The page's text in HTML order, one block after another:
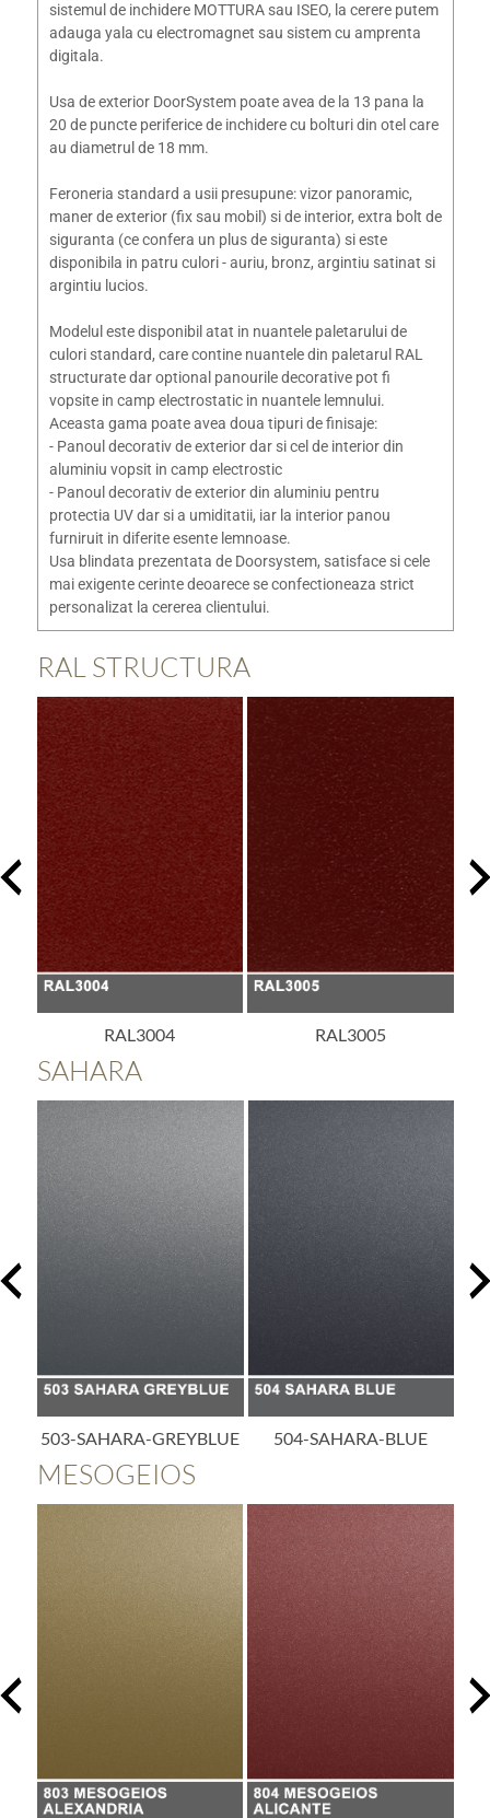
sistemul de inchidere MOTTURA sau ISEO, la cerere putem
adauga yala cu electromagnet sau sistem cu amprenta
digitala.
Usa de exterior DoorSystem poate avea de la 13 pana la
20 de puncte periferice de inchidere cu bolturi din otel care
au diametrul de 18 mm.
Feroneria standard a usii presupune: vizor panoramic,
maner de exterior (fix sau mobil) si de interior, extra bolt de
siguranta (ce confera un plus de siguranta) si este
disponibila in patru culori - auriu, bronz, argintiu satinat si
argintiu lucios.
Modelul este disponibil atat in nuantele paletarului de
culori standard, care contine nuantele din paletarul RAL
structurate dar optional panourile decorative pot fi
vopsite in camp electrostatic in nuantele lemnului.
Aceasta gama poate avea doua tipuri de finisaje:
- Panoul decorativ de exterior dar si cel de interior din
aluminiu vopsit in camp electrostic
- Panoul decorativ de exterior din aluminiu pentru
protectia UV dar si a umiditatii, iar la interior panou
furniruit in diferite esente lemnoase.
Usa blindata prezentata de Doorsystem, satisface si cele
mai exigente cerinte deoarece se confectioneaza strict
personalizat la cererea clientului.
RAL STRUCTURA
RAL3004 RAL3005
SAHARA
503-SAHARA-GREYBLUE 504-SAHARA-BLUE
MESOGEIOS